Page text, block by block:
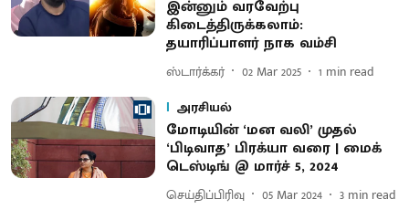
இன்னும் வரவேற்பு
கிடைத்திருக்கலாம்:
தயாரிப்பாளர் நாக வம்சி
ஸ்டார்க்கர் 02 Mar 2025 1 min read
அரசியல்
மோடியின் ‘மன வலி’ முதல்
‘பிடிவாத’ பிரக்யா வரை | மைக்
டெஸ்டிங் @ மார்ச் 5, 2024
செய்திப்பிரிவு 05 Mar 2024 3 min read